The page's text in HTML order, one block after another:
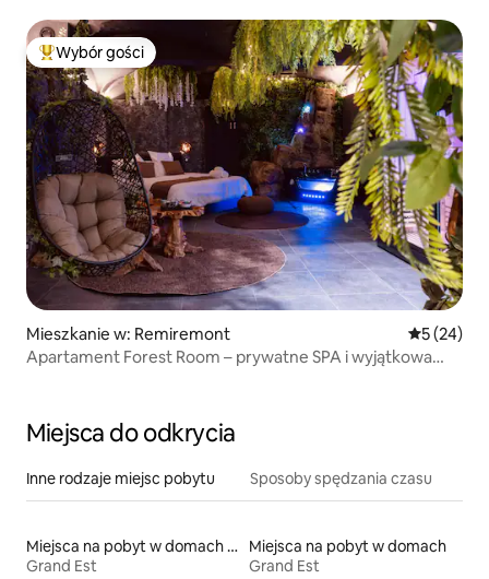
Najpopularniejsze z kategorii Wybór gości
Wybór gości
Mieszkanie w: Remiremont Średnia
5 (24)
Apartament Forest Room – prywatne SPA i wyjątkowa
Miejsca do odkrycia
Inne rodzaje miejsc pobytu Sposoby spędzania czasu
Miejsca na pobyt w domach wakacyjnych
Grand Est
Miejsca na pobyt w domach
Grand Est